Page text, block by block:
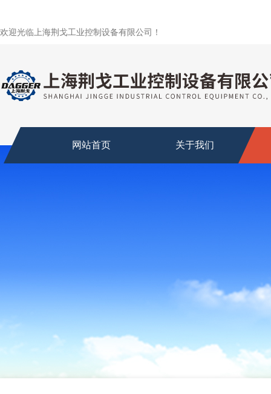
欢迎光临上海荆戈工业控制设备有限公司！
网站首页 关于我们